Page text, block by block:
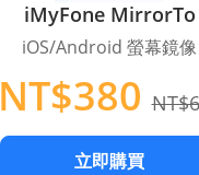
iMyFone MirrorTo
iOS/Android 螢幕鏡像
NT$380
立即購買